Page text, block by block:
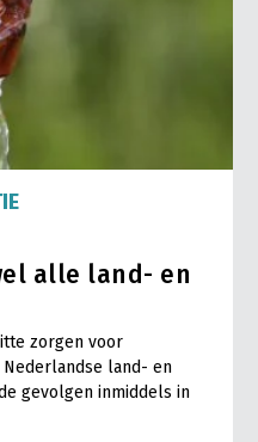
alle land- en
zorgen voor
land- en
gevolgen inmiddels in